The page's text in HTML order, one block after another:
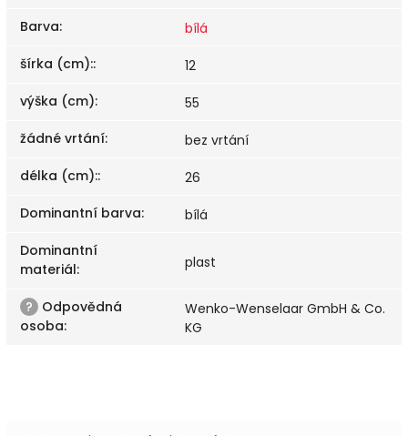
Barva:
bílá
šírka (cm)::
12
výška (cm):
55
žádné vrtání:
bez vrtání
délka (cm)::
26
Dominantní barva:
bílá
Dominantní
materiál: plast
? Odpovědná
osoba:
Wenko-Wenselaar GmbH & Co.
KG